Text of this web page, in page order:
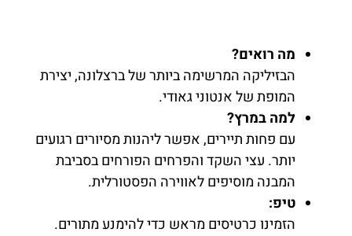
מה רואים?
הבזיליקה המרשימה ביותר של ברצלונה, יצירת
המופת של אנטוני גאודי.
למה במרץ?
עם פחות תיירים, אפשר ליהנות מסיורים רגועים
יותר. עצי השקד והפרחים הפורחים בסביבת
המבנה מוסיפים לאווירה הפסטורלית.
טיפ:
הזמינו כרטיסים מראש כדי להימנע מתורים.